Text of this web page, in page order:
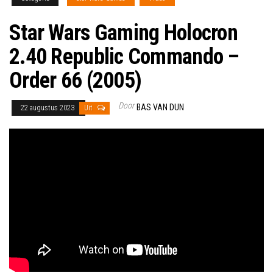
Star Wars Gaming Holocron
2.40 Republic Commando –
Order 66 (2005)
22 augustus 2023 Uit Door BAS VAN DUN